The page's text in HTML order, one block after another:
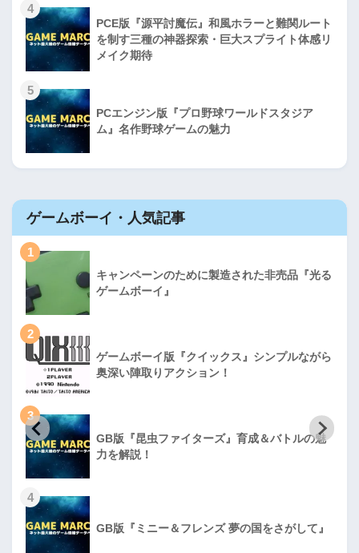
4
PCE版『源平討魔伝』和風ホラーと難関ルート
を制す三種の神器探索・巨大スプライト体感リ
メイク期待
5
PCエンジン版『プロ野球ワールドスタジア
ム』名作野球ゲームの魅力
ゲームボーイ・人気記事
1
キャンペーンのために製造された非売品『光る
ゲームボーイ』
2
ゲームボーイ版『クイックス』シンプルながら
奥深い陣取りアクション！
3
GB版『昆虫ファイターズ』育成＆バトルの魅
力を解説！
4
GB版『ミニー＆フレンズ 夢の国をさがして』